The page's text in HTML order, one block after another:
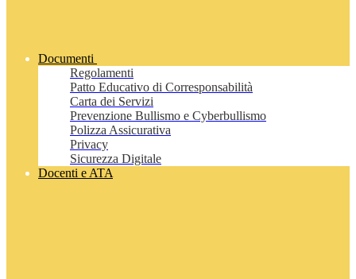
Documenti
Regolamenti
Patto Educativo di Corresponsabilità
Carta dei Servizi
Prevenzione Bullismo e Cyberbullismo
Polizza Assicurativa
Privacy
Sicurezza Digitale
Docenti e ATA